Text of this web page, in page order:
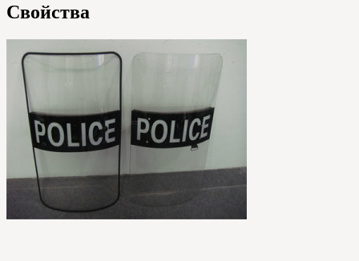
Свойства